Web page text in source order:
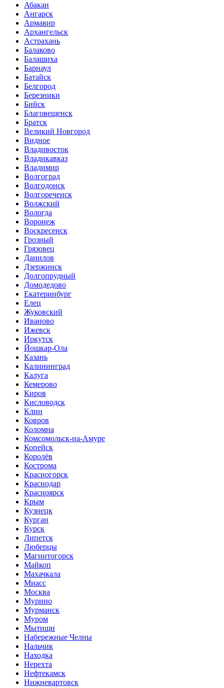
Абакан
Ангарск
Армавир
Архангельск
Астрахань
Балаково
Балашиха
Барнаул
Батайск
Белгород
Березники
Бийск
Благовещенск
Братск
Великий Новгород
Видное
Владивосток
Владикавказ
Владимир
Волгоград
Волгодонск
Волгореченск
Волжский
Вологда
Воронеж
Воскресенск
Грозный
Грязовец
Данилов
Дзержинск
Долгопрудный
Домодедово
Екатеринбург
Елец
Жуковский
Иваново
Ижевск
Иркутск
Йошкар-Ола
Казань
Калининград
Калуга
Кемерово
Киров
Кисловодск
Клин
Ковров
Коломна
Комсомольск-на-Амуре
Копейск
Королёв
Кострома
Красногорск
Краснодар
Красноярск
Крым
Кузнецк
Курган
Курск
Липетск
Люберцы
Магнитогорск
Майкоп
Махачкала
Миасс
Москва
Мурино
Мурманск
Муром
Мытищи
Набережные Челны
Нальчик
Находка
Нерехта
Нефтекамск
Нижневартовск